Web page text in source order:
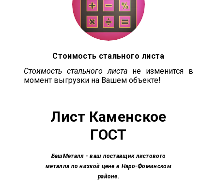
Стоимость стального листа
Стоимость стального листа не изменится в
момент выгрузки на Вашем объекте!
Лист Каменское
ГОСТ
БашМеталл - ваш поставщик листового
металла по низкой цене в Наро-Фоминском
районе.